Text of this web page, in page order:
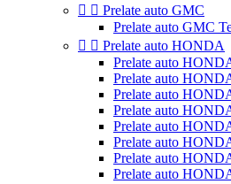
  Prelate auto GMC
Prelate auto GMC
  Prelate auto HONDA
Prelate auto
Prelate auto
Prelate auto
Prelate auto
Prelate auto
Prelate auto
Prelate auto
Prelate auto